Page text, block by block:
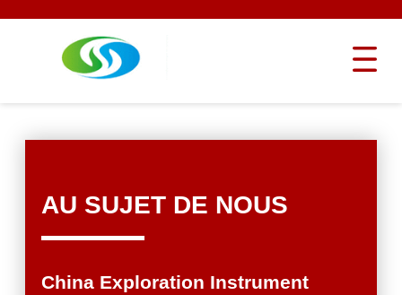
AU SUJET DE NOUS
China Exploration Instrument